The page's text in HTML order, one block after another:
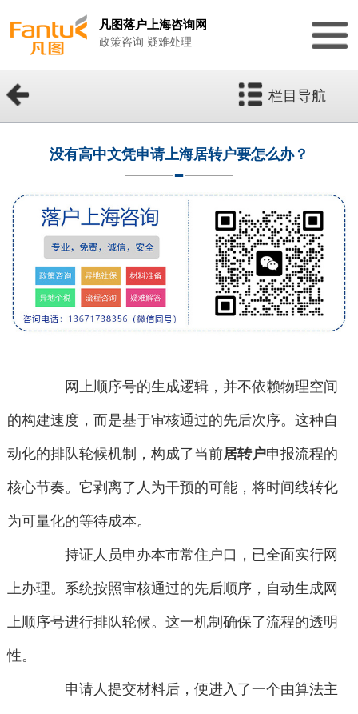
凡图落户上海咨询网
政策咨询 疑难处理
栏目导航
没有高中文凭申请上海居转户要怎么办？
网上顺序号的生成逻辑，并不依赖物理空间
的构建速度，而是基于审核通过的先后次序。这种自
动化的排队轮候机制，构成了当前居转户申报流程的
核心节奏。它剥离了人为干预的可能，将时间线转化
为可量化的等待成本。
持证人员申办本市常住户口，已全面实行网
上办理。系统按照审核通过的先后顺序，自动生成网
上顺序号进行排队轮候。这一机制确保了流程的透明
性。
申请人提交材料后，便进入了一个由算法主